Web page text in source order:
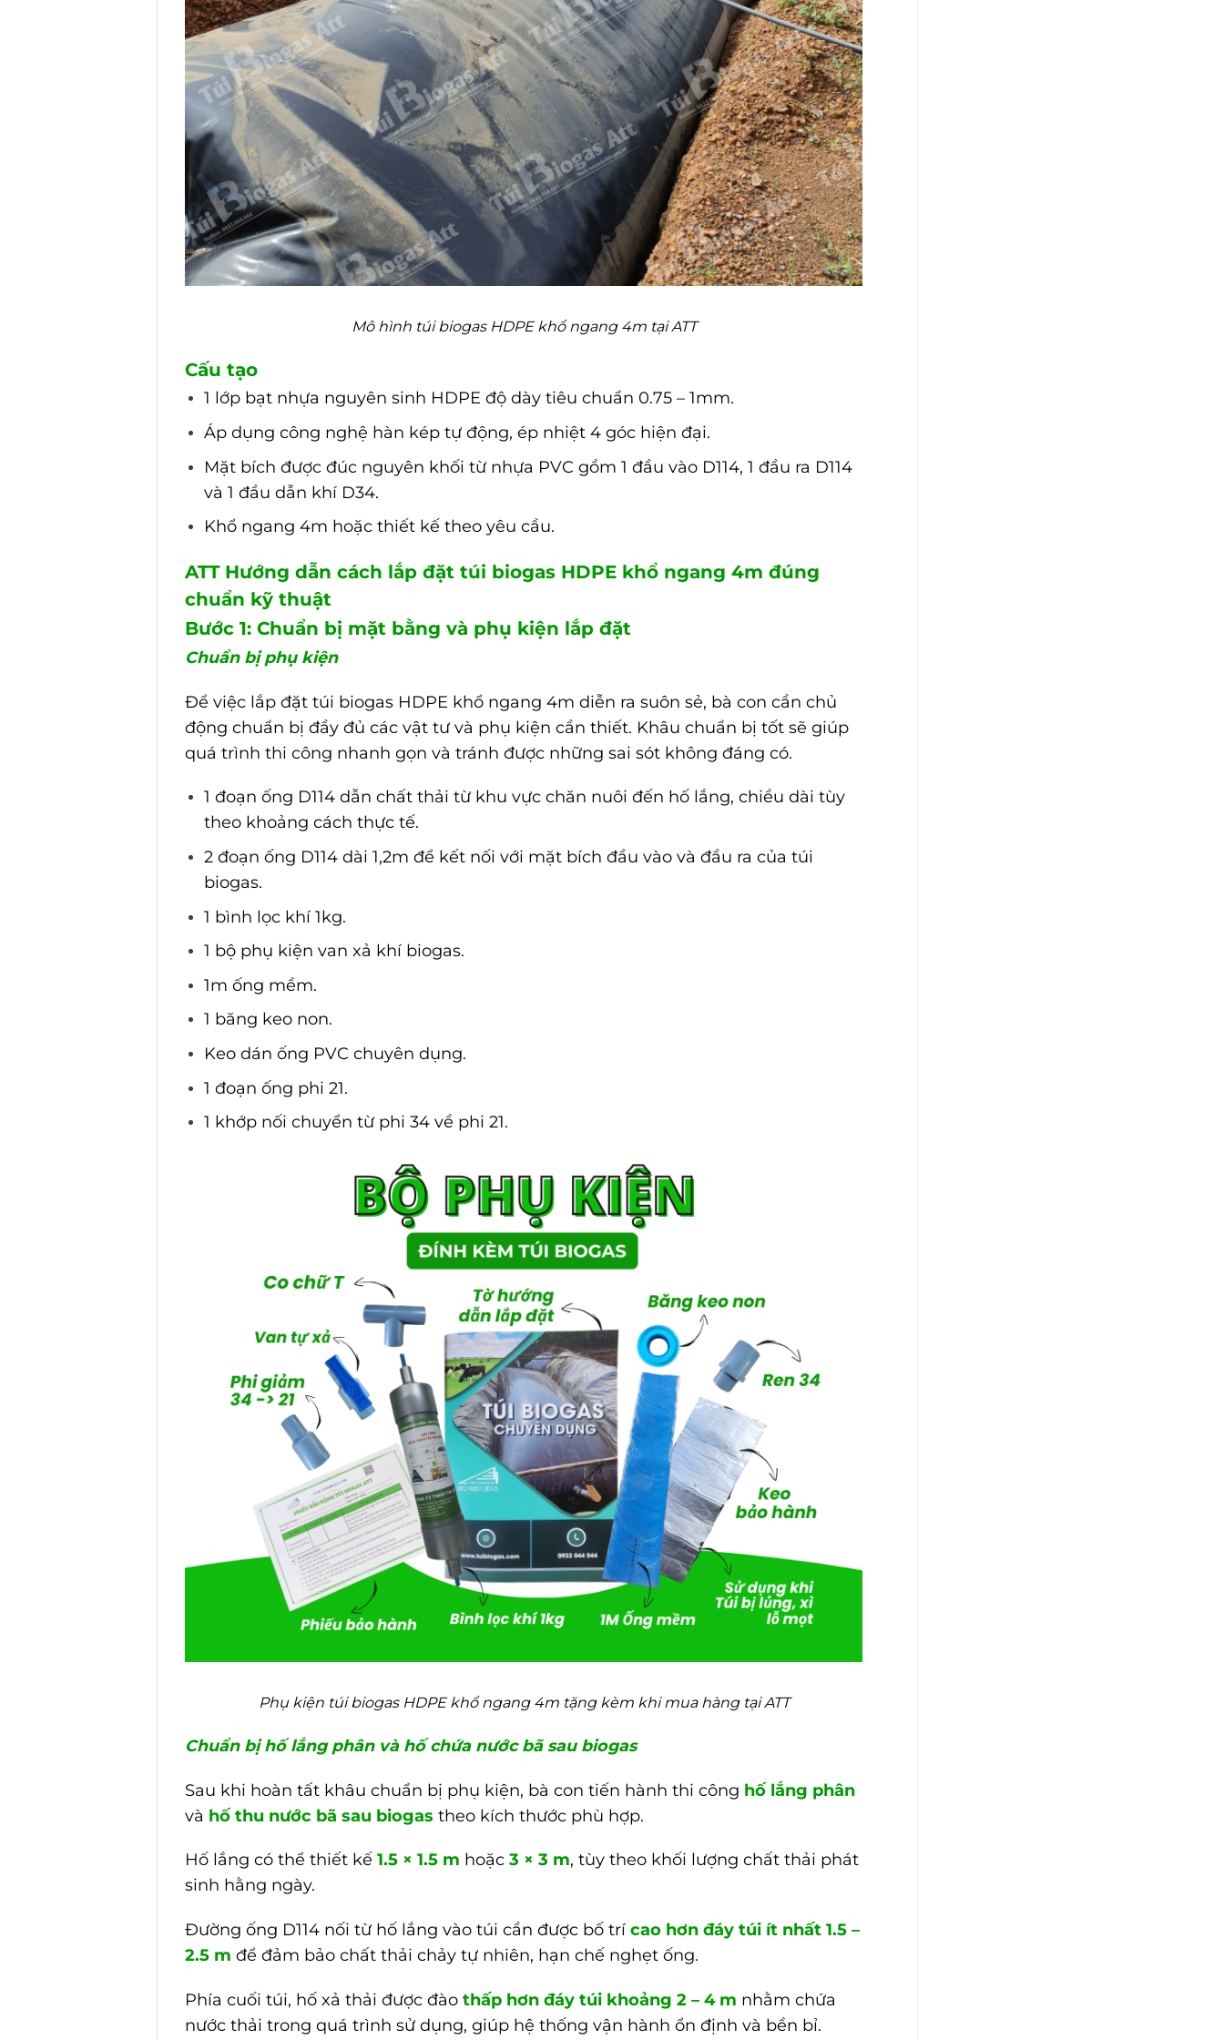
Mô hình túi biogas HDPE khổ ngang 4m tại ATT
Cấu tạo
1 lớp bạt nhựa nguyên sinh HDPE độ dày tiêu chuẩn 0.75 – 1mm.
Áp dụng công nghệ hàn kép tự động, ép nhiệt 4 góc hiện đại.
Mặt bích được đúc nguyên khối từ nhựa PVC gồm 1 đầu vào D114, 1 đầu ra D114
và 1 đầu dẫn khí D34.
Khổ ngang 4m hoặc thiết kế theo yêu cầu.
ATT Hướng dẫn cách lắp đặt túi biogas HDPE khổ ngang 4m đúng
chuẩn kỹ thuật
Bước 1: Chuẩn bị mặt bằng và phụ kiện lắp đặt
Chuẩn bị phụ kiện
Để việc lắp đặt túi biogas HDPE khổ ngang 4m diễn ra suôn sẻ, bà con cần chủ
động chuẩn bị đầy đủ các vật tư và phụ kiện cần thiết. Khâu chuẩn bị tốt sẽ giúp
quá trình thi công nhanh gọn và tránh được những sai sót không đáng có.
1 đoạn ống D114 dẫn chất thải từ khu vực chăn nuôi đến hố lắng, chiều dài tùy
theo khoảng cách thực tế.
2 đoạn ống D114 dài 1,2m để kết nối với mặt bích đầu vào và đầu ra của túi
biogas.
1 bình lọc khí 1kg.
1 bộ phụ kiện van xả khí biogas.
1m ống mềm.
1 băng keo non.
Keo dán ống PVC chuyên dụng.
1 đoạn ống phi 21.
1 khớp nối chuyển từ phi 34 về phi 21.
Phụ kiện túi biogas HDPE khổ ngang 4m tặng kèm khi mua hàng tại ATT
Chuẩn bị hố lắng phân và hố chứa nước bã sau biogas
Sau khi hoàn tất khâu chuẩn bị phụ kiện, bà con tiến hành thi công hố lắng phân
và hố thu nước bã sau biogas theo kích thước phù hợp.
Hố lắng có thể thiết kế1.5 × 1.5 m hoặc3 × 3 m, tùy theo khối lượng chất thải phát
sinh hằng ngày.
Đường ống D114 nối từ hố lắng vào túi cần được bố trícao hơn đáy túi ít nhất 1.5 –
2.5 m để đảm bảo chất thải chảy tự nhiên, hạn chế nghẹt ống.
Phía cuối túi, hố xả thải được đàothấp hơn đáy túi khoảng 2 – 4 m nhằm chứa
nước thải trong quá trình sử dụng, giúp hệ thống vận hành ổn định và bền bỉ.